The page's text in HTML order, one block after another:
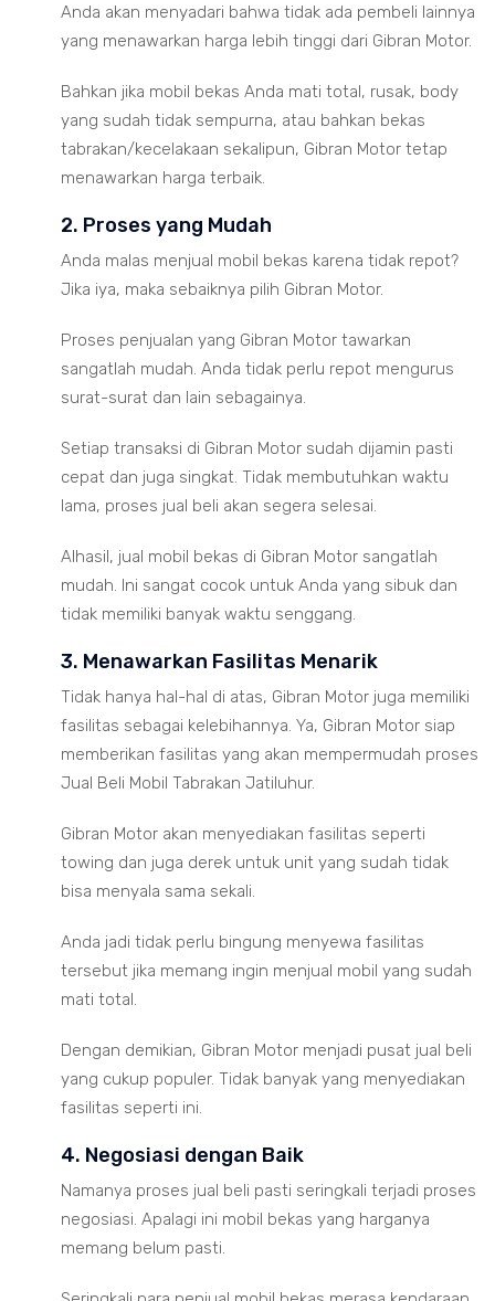
Anda akan menyadari bahwa tidak ada pembeli lainnya
yang menawarkan harga lebih tinggi dari Gibran Motor.
Bahkan jika mobil bekas Anda mati total, rusak, body
yang sudah tidak sempurna, atau bahkan bekas
tabrakan/kecelakaan sekalipun, Gibran Motor tetap
menawarkan harga terbaik.
2. Proses yang Mudah
Anda malas menjual mobil bekas karena tidak repot?
Jika iya, maka sebaiknya pilih Gibran Motor.
Proses penjualan yang Gibran Motor tawarkan
sangatlah mudah. Anda tidak perlu repot mengurus
surat-surat dan lain sebagainya.
Setiap transaksi di Gibran Motor sudah dijamin pasti
cepat dan juga singkat. Tidak membutuhkan waktu
lama, proses jual beli akan segera selesai.
Alhasil, jual mobil bekas di Gibran Motor sangatlah
mudah. Ini sangat cocok untuk Anda yang sibuk dan
tidak memiliki banyak waktu senggang.
3. Menawarkan Fasilitas Menarik
Tidak hanya hal-hal di atas, Gibran Motor juga memiliki
fasilitas sebagai kelebihannya. Ya, Gibran Motor siap
memberikan fasilitas yang akan mempermudah proses
Jual Beli Mobil Tabrakan Jatiluhur.
Gibran Motor akan menyediakan fasilitas seperti
towing dan juga derek untuk unit yang sudah tidak
bisa menyala sama sekali.
Anda jadi tidak perlu bingung menyewa fasilitas
tersebut jika memang ingin menjual mobil yang sudah
mati total.
Dengan demikian, Gibran Motor menjadi pusat jual beli
yang cukup populer. Tidak banyak yang menyediakan
fasilitas seperti ini.
4. Negosiasi dengan Baik
Namanya proses jual beli pasti seringkali terjadi proses
negosiasi. Apalagi ini mobil bekas yang harganya
memang belum pasti.